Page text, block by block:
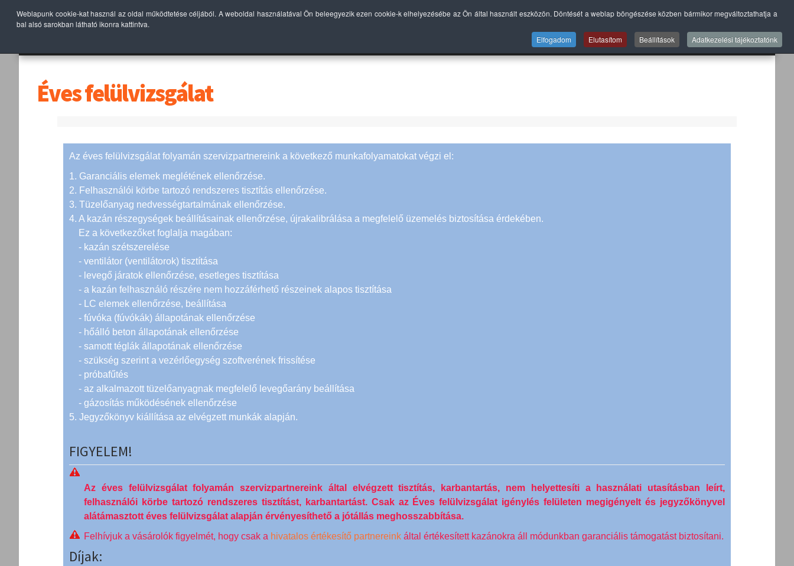
Éves felülvizsgálat
Az éves felülvizsgálat folyamán szervizpartnereink a következő munkafolyamatokat végzi el:
1. Garanciális elemek meglétének ellenőrzése.
2. Felhasználói körbe tartozó rendszeres tisztítás ellenőrzése.
3. Tüzelőanyag nedvességtartalmának ellenőrzése.
4. A kazán részegységek beállításainak ellenőrzése, újrakalibrálása a megfelelő üzemelés biztosítása érdekében.
Ez a következőket foglalja magában:
- kazán szétszerelése
- ventilátor (ventilátorok) tisztítása
- levegő járatok ellenőrzése, esetleges tisztítása
- a kazán felhasználó részére nem hozzáférhető részeinek alapos tisztítása
- LC elemek ellenőrzése, beállítása
- fúvóka (fúvókák) állapotának ellenőrzése
- hőálló beton állapotának ellenőrzése
- samott téglák állapotának ellenőrzése
- szükség szerint a vezérlőegység szoftverének frissítése
- próbafűtés
- az alkalmazott tüzelőanyagnak megfelelő levegőarány beállítása
- gázosítás működésének ellenőrzése
5. Jegyzőkönyv kiállítása az elvégzett munkák alapján.
FIGYELEM!
Az éves felülvizsgálat folyamán szervizpartnereink által elvégzett tisztítás, karbantartás, nem helyettesíti a használati utasításban leírt,
felhasználói körbe tartozó rendszeres tisztítást, karbantartást. Csak az Éves felülvizsgálat igénylés felületen megigényelt és jegyzőkönyvel
alátámasztott éves felülvizsgálat alapján érvényesíthető a jótállás meghosszabbítása.
Felhívjuk a vásárolók figyelmét, hogy csak a hivatalos értékesítő partnereink által értékesített kazánokra áll módunkban garanciális támogatást biztosítani.
Díjak:
Weblapunk cookie-kat használ az oldal működtetése céljából. A weboldal használatával Ön beleegyezik ezen cookie-k elhelyezésébe az Ön által használt eszközön. Döntését a weblap böngészése közben bármikor megváltoztathatja a
bal alsó sarokban látható ikonra kattintva.
Elfogadom
Elutasítom Beállítások Adatkezelési tájékoztatónk